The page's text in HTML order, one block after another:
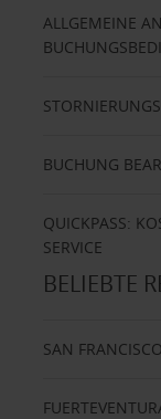
ALLGEMEINE
BUCHUNG
QUICKPASS:
SERVICE
BELIEBTE
SAN FRANCISCO